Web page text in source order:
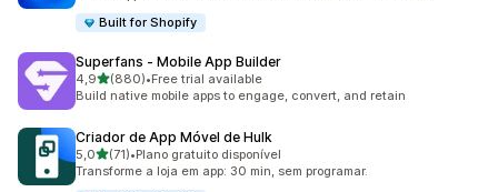
Built for Shopify
Superfans ‑ Mobile App Builder
4,9de 5 estrelas
(880)
880 total de avaliações
•Free trial available
Build native mobile apps to engage, convert, and retain
Criador de App Móvel de Hulk
5,0de 5 estrelas
(71)
71 total de avaliações
•Plano gratuito disponível
Transforme a loja em app: 30 min, sem programar.